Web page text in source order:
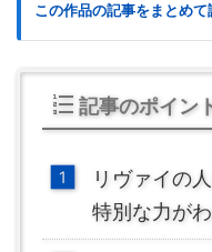
この作品の記事をまとめて
記事のポイン
リヴァイの
特別な力が